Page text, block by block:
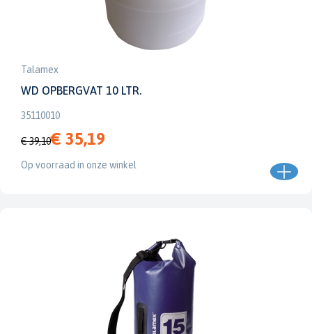
Talamex
WD OPBERGVAT 10 LTR.
35110010
€ 39,10€ 35,19
Op voorraad in onze winkel